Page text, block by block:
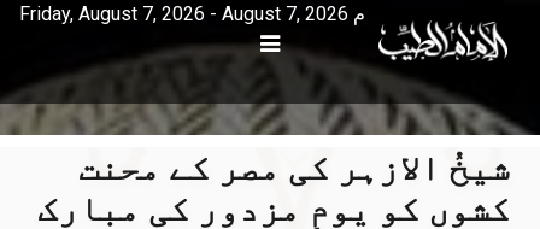
Friday, August 7, 2026 - August 7, 2026 م
شیخُ الازہر کی مصر کے محنت
کشوں کو یومِ مزدور کی مبارک